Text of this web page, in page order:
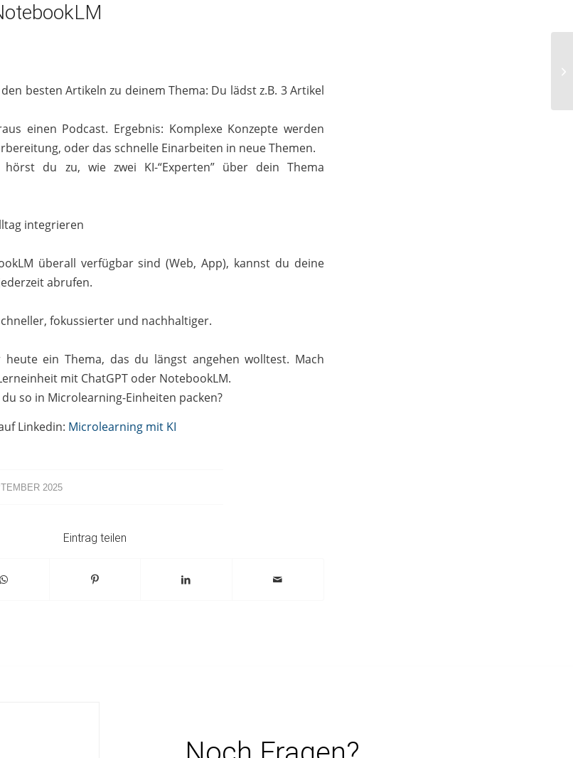
besten Artikeln zu deinem Thema: Du lädst z.B. 3 Artikel
einen Podcast. Ergebnis: Komplexe Konzepte werden
oder das schnelle Einarbeiten in neue Themen.
du zu, wie zwei KI-“Experten” über dein Thema
integrieren
überall verfügbar sind (Web, App), kannst du deine
abrufen.
fokussierter und nachhaltiger.
heute ein Thema, das du längst angehen wolltest. Mach
mit ChatGPT oder NotebookLM.
so in Microlearning-Einheiten packen?
Linkedin: Microlearning mit KI
2025
Eintrag teilen